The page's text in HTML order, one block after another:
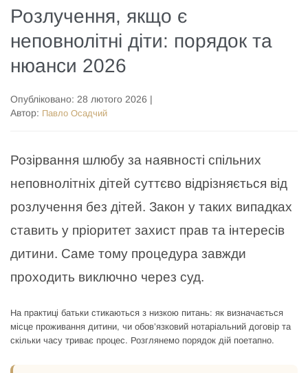
Розлучення, якщо є
неповнолітні діти: порядок та
нюанси 2026
Опубліковано: 28 лютого 2026 |
Автор: Павло Осадчий
Розірвання шлюбу за наявності спільних
неповнолітніх дітей суттєво відрізняється від
розлучення без дітей. Закон у таких випадках
ставить у пріоритет захист прав та інтересів
дитини. Саме тому процедура завжди
проходить виключно через суд.
На практиці батьки стикаються з низкою питань: як визначається
місце проживання дитини, чи обов’язковий нотаріальний договір та
скільки часу триває процес. Розглянемо порядок дій поетапно.